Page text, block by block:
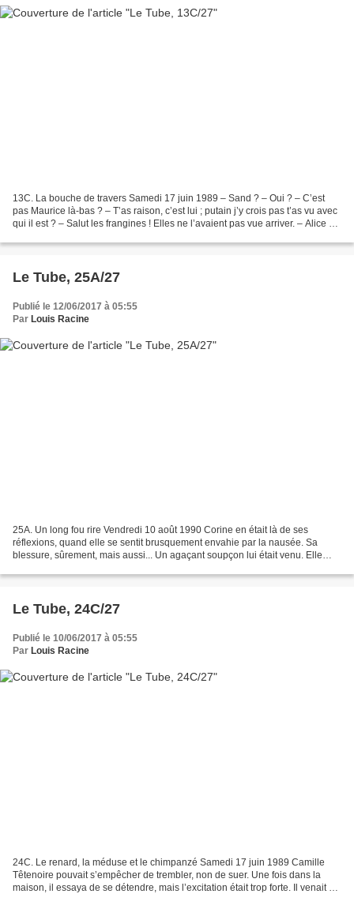
13C. La bouche de travers Samedi 17 juin 1989 – Sand ? – Oui ? – C’est
pas Maurice là-bas ? – T’as raison, c’est lui ; putain j’y crois pas t’as vu avec
qui il est ? – Salut les frangines ! Elles ne l’avaient pas vue arriver. – Alice à
Le Tube, 25A/27
Publié le 12/06/2017 à 05:55
Par Louis Racine
25A. Un long fou rire Vendredi 10 août 1990 Corine en était là de ses
réflexions, quand elle se sentit brusquement envahie par la nausée. Sa
blessure, sûrement, mais aussi... Un agaçant soupçon lui était venu. Elle
Le Tube, 24C/27
Publié le 10/06/2017 à 05:55
Par Louis Racine
24C. Le renard, la méduse et le chimpanzé Samedi 17 juin 1989 Camille
Têtenoire pouvait s’empêcher de trembler, non de suer. Une fois dans la
maison, il essaya de se détendre, mais l’excitation était trop forte. Il venait de